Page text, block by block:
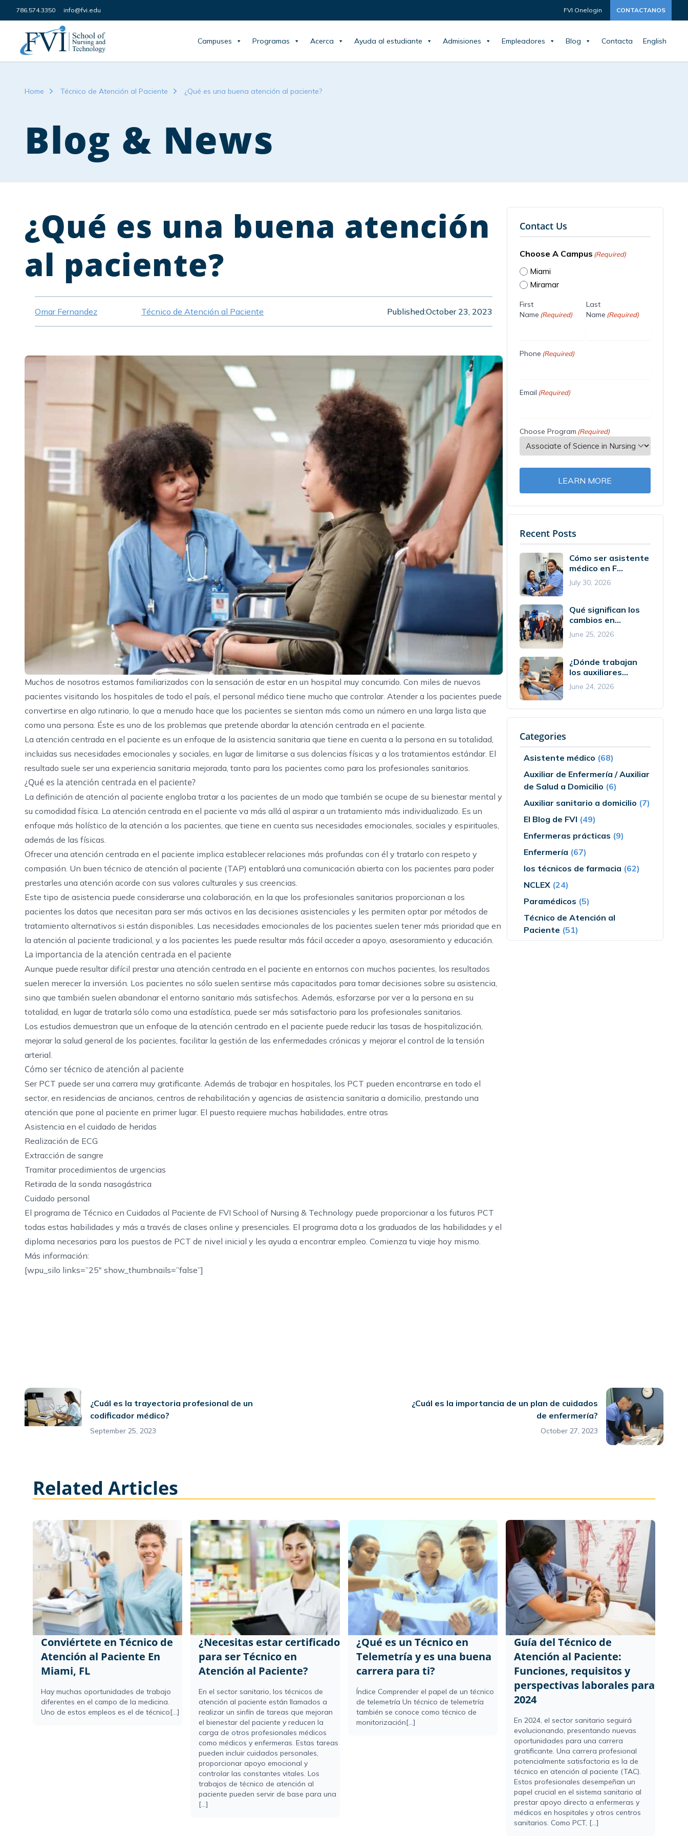
Skip to content
786.574.3350 info@fvi.edu FVI Onelogin CONTACTANOS
FVI School of Nursing
Campuses Programas Acerca Ayuda al estudiante Admisiones Empleadores Blog Contacta English
Home Técnico de Atención al Paciente ¿Qué es una buena atención al paciente?
Blog & News
¿Qué es una buena atención
al paciente?
Omar Fernandez Técnico de Atención al Paciente Published:October 23, 2023
Muchos de nosotros estamos familiarizados con la sensación de estar en un hospital muy concurrido. Con miles de nuevos
pacientes visitando los hospitales de todo el país, el personal médico tiene mucho que controlar. Atender a los pacientes puede
convertirse en algo rutinario, lo que a menudo hace que los pacientes se sientan más como un número en una larga lista que
como una persona. Éste es uno de los problemas que pretende abordar la atención centrada en el paciente.
La atención centrada en el paciente es un enfoque de la asistencia sanitaria que tiene en cuenta a la persona en su totalidad,
incluidas sus necesidades emocionales y sociales, en lugar de limitarse a sus dolencias físicas y a los tratamientos estándar. El
resultado suele ser una experiencia sanitaria mejorada, tanto para los pacientes como para los profesionales sanitarios.
¿Qué es la atención centrada en el paciente?
La definición de atención al paciente engloba tratar a los pacientes de un modo que también se ocupe de su bienestar mental y
su comodidad física. La atención centrada en el paciente va más allá al aspirar a un tratamiento más individualizado. Es un
enfoque más holístico de la atención a los pacientes, que tiene en cuenta sus necesidades emocionales, sociales y espirituales,
además de las físicas.
Ofrecer una atención centrada en el paciente implica establecer relaciones más profundas con él y tratarlo con respeto y
compasión. Un buen técnico de atención al paciente (TAP) entablará una comunicación abierta con los pacientes para poder
prestarles una atención acorde con sus valores culturales y sus creencias.
Este tipo de asistencia puede considerarse una colaboración, en la que los profesionales sanitarios proporcionan a los
pacientes los datos que necesitan para ser más activos en las decisiones asistenciales y les permiten optar por métodos de
tratamiento alternativos si están disponibles. Las necesidades emocionales de los pacientes suelen tener más prioridad que en
la atención al paciente tradicional, y a los pacientes les puede resultar más fácil acceder a apoyo, asesoramiento y educación.
La importancia de la atención centrada en el paciente
Aunque puede resultar difícil prestar una atención centrada en el paciente en entornos con muchos pacientes, los resultados
suelen merecer la inversión. Los pacientes no sólo suelen sentirse más capacitados para tomar decisiones sobre su asistencia,
sino que también suelen abandonar el entorno sanitario más satisfechos. Además, esforzarse por ver a la persona en su
totalidad, en lugar de tratarla sólo como una estadística, puede ser más satisfactorio para los profesionales sanitarios.
Los estudios demuestran que un enfoque de la atención centrado en el paciente puede reducir las tasas de hospitalización,
mejorar la salud general de los pacientes, facilitar la gestión de las enfermedades crónicas y mejorar el control de la tensión
arterial.
Cómo ser técnico de atención al paciente
Ser PCT puede ser una carrera muy gratificante. Además de trabajar en hospitales, los PCT pueden encontrarse en todo el
sector, en residencias de ancianos, centros de rehabilitación y agencias de asistencia sanitaria a domicilio, prestando una
atención que pone al paciente en primer lugar. El puesto requiere muchas habilidades, entre otras
Asistencia en el cuidado de heridas
Realización de ECG
Extracción de sangre
Tramitar procedimientos de urgencias
Retirada de la sonda nasogástrica
Cuidado personal
El programa de Técnico en Cuidados al Paciente de FVI School of Nursing & Technology puede proporcionar a los futuros PCT
todas estas habilidades y más a través de clases online y presenciales. El programa dota a los graduados de las habilidades y el
diploma necesarios para los puestos de PCT de nivel inicial y les ayuda a encontrar empleo. Comienza tu viaje hoy mismo.
Más información:
[wpu_silo links=”25″ show_thumbnails=”false”]
Contact Us
Choose A Campus (Required)
Miami
Miramar
First
Name (Required)
Last
Name (Required)
Phone (Required)
Email (Required)
Choose Program (Required)
LEARN MORE
Recent Posts
Cómo ser asistente
médico en F...
July 30, 2026
Qué significan los
cambios en...
June 25, 2026
¿Dónde trabajan
los auxiliares...
June 24, 2026
Categories
Asistente médico (68)
Auxiliar de Enfermería / Auxiliar
de Salud a Domicilio (6)
Auxiliar sanitario a domicilio (7)
El Blog de FVI (49)
Enfermeras prácticas (9)
Enfermería (67)
los técnicos de farmacia (62)
NCLEX(24)
Paramédicos (5)
Técnico de Atención al
Paciente (51)
¿Cuál es la trayectoria profesional de un
codificador médico?
September 25, 2023
¿Cuál es la importancia de un plan de cuidados
de enfermería?
October 27, 2023
Related Articles
Conviértete en Técnico de
Atención al Paciente En
Miami, FL
Hay muchas oportunidades de trabajo
diferentes en el campo de la medicina.
Uno de estos empleos es el de técnico[...]
¿Necesitas estar certificado
para ser Técnico en
Atención al Paciente?
En el sector sanitario, los técnicos de
atención al paciente están llamados a
realizar un sinfín de tareas que mejoran
el bienestar del paciente y reducen la
carga de otros profesionales médicos
como médicos y enfermeras. Estas tareas
pueden incluir cuidados personales,
proporcionar apoyo emocional y
controlar las constantes vitales. Los
trabajos de técnico de atención al
paciente pueden servir de base para una
[...]
¿Qué es un Técnico en
Telemetría y es una buena
carrera para ti?
Índice Comprender el papel de un técnico
de telemetría Un técnico de telemetría
también se conoce como técnico de
monitorización[...]
Guía del Técnico de
Atención al Paciente:
Funciones, requisitos y
perspectivas laborales para
2024
En 2024, el sector sanitario seguirá
evolucionando, presentando nuevas
oportunidades para una carrera
gratificante. Una carrera profesional
potencialmente satisfactoria es la de
técnico en atención al paciente (TAC).
Estos profesionales desempeñan un
papel crucial en el sistema sanitario al
prestar apoyo directo a enfermeras y
médicos en hospitales y otros centros
sanitarios. Como PCT, [...]